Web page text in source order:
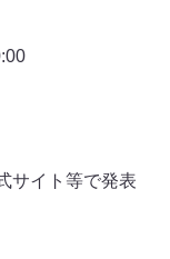
サイト等で発表